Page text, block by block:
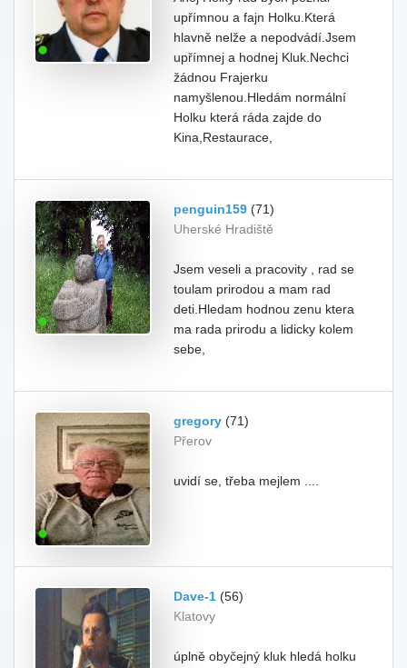
upřímnou a fajn Holku.Která
hlavně nelže a nepodvádí.Jsem
upřímnej a hodnej Kluk.Nechci
žádnou Frajerku
namyšlenou.Hledám normální
Holku která ráda zajde do
Kina,Restaurace,
penguin159 (71)
Uherské Hradiště
Jsem veseli a pracovity , rad se
toulam prirodou a mam rad
deti.Hledam hodnou zenu ktera
ma rada prirodu a lidicky kolem
sebe,
gregory (71)
Přerov
uvidí se, třeba mejlem ....
Dave-1 (56)
Klatovy
úplně obyčejný kluk hledá holku